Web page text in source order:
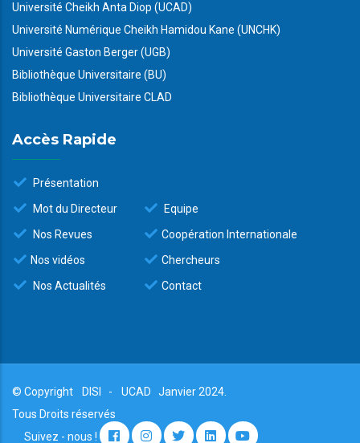
Université Cheikh Anta Diop (UCAD)
Université Numérique Cheikh Hamidou Kane (UNCHK)
Université Gaston Berger (UGB)
Bibliothèque Universitaire (BU)
Bibliothèque Universitaire CLAD
Accès Rapide
Présentation
Mot du Directeur
Nos Revues
Nos vidéos
Nos Actualités
Equipe
Coopération Internationale
Chercheurs
Contact
© Copyright DISI - UCAD
Janvier 2024.
Tous Droits réservés
Suivez - nous !